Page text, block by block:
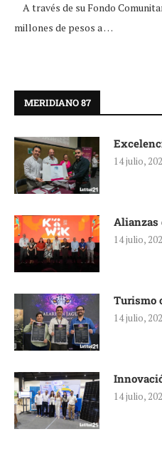
A través de su Fondo
millones de pesos a …
MERIDIANO 87
14 julio,
Alianzas
14 julio,
Turismo
14 julio,
14 julio,